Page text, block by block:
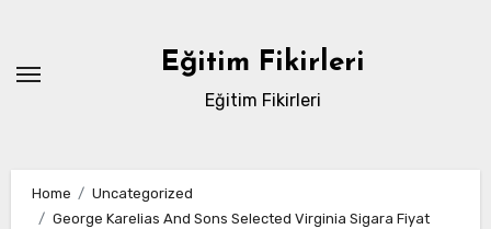
content
Eğitim Fikirleri
Eğitim Fikirleri
Home
Uncategorized
George Karelias And Sons Selected Virginia Sigara Fiyat